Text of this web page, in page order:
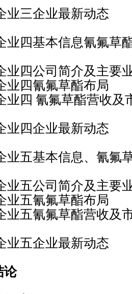
企业最新动态
本信息氰氟草酯
公司简介及主要
氰氟草酯布局
氰氟草酯营收及市
企业最新动态
本信息、氰氟草
公司简介及主要
氰氟草酯布局
氟草酯营收及市
企业最新动态
论